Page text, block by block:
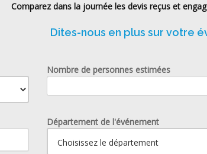
Comparez dans la journée les devis reçus et
Dites-nous en plus sur votre
Nombre de personnes estimées
Département de l'événement